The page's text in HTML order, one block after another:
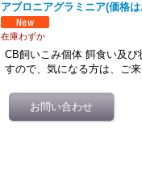
アブロニアグラミニア(価格
在庫わずか
CB飼いこみ個体 餌食い及
すので、気になる方は、ご